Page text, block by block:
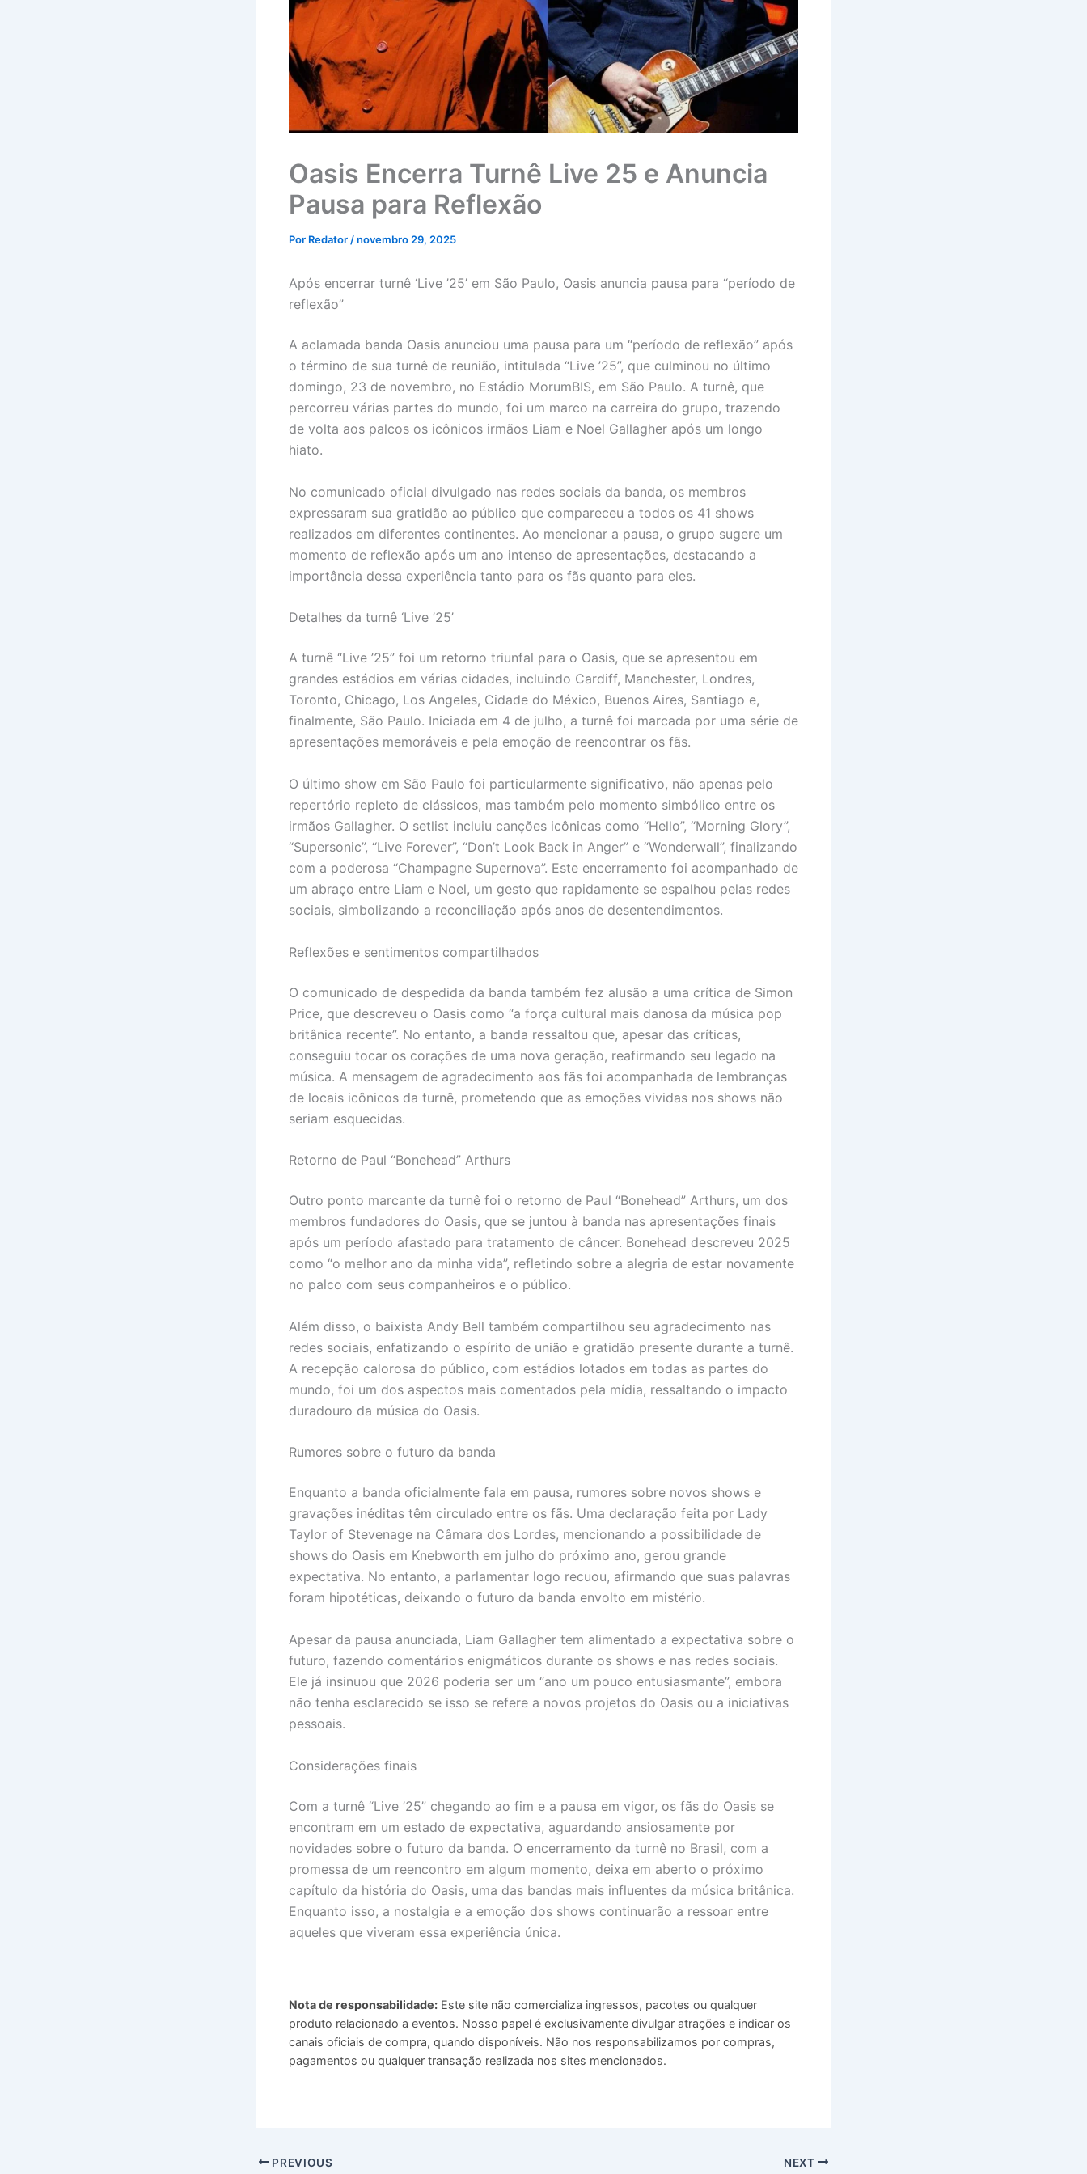
Oasis Encerra Turnê Live 25 e Anuncia
Pausa para Reflexão
Por Redator/novembro 29, 2025
Após encerrar turnê ‘Live ’25’ em São Paulo, Oasis anuncia pausa para “período de
reflexão”
A aclamada banda Oasis anunciou uma pausa para um “período de reflexão” após
o término de sua turnê de reunião, intitulada “Live ’25”, que culminou no último
domingo, 23 de novembro, no Estádio MorumBIS, em São Paulo. A turnê, que
percorreu várias partes do mundo, foi um marco na carreira do grupo, trazendo
de volta aos palcos os icônicos irmãos Liam e Noel Gallagher após um longo
hiato.
No comunicado oficial divulgado nas redes sociais da banda, os membros
expressaram sua gratidão ao público que compareceu a todos os 41 shows
realizados em diferentes continentes. Ao mencionar a pausa, o grupo sugere um
momento de reflexão após um ano intenso de apresentações, destacando a
importância dessa experiência tanto para os fãs quanto para eles.
Detalhes da turnê ‘Live ’25’
A turnê “Live ’25” foi um retorno triunfal para o Oasis, que se apresentou em
grandes estádios em várias cidades, incluindo Cardiff, Manchester, Londres,
Toronto, Chicago, Los Angeles, Cidade do México, Buenos Aires, Santiago e,
finalmente, São Paulo. Iniciada em 4 de julho, a turnê foi marcada por uma série de
apresentações memoráveis e pela emoção de reencontrar os fãs.
O último show em São Paulo foi particularmente significativo, não apenas pelo
repertório repleto de clássicos, mas também pelo momento simbólico entre os
irmãos Gallagher. O setlist incluiu canções icônicas como “Hello”, “Morning Glory”,
“Supersonic”, “Live Forever”, “Don’t Look Back in Anger” e “Wonderwall”, finalizando
com a poderosa “Champagne Supernova”. Este encerramento foi acompanhado de
um abraço entre Liam e Noel, um gesto que rapidamente se espalhou pelas redes
sociais, simbolizando a reconciliação após anos de desentendimentos.
Reflexões e sentimentos compartilhados
O comunicado de despedida da banda também fez alusão a uma crítica de Simon
Price, que descreveu o Oasis como “a força cultural mais danosa da música pop
britânica recente”. No entanto, a banda ressaltou que, apesar das críticas,
conseguiu tocar os corações de uma nova geração, reafirmando seu legado na
música. A mensagem de agradecimento aos fãs foi acompanhada de lembranças
de locais icônicos da turnê, prometendo que as emoções vividas nos shows não
seriam esquecidas.
Retorno de Paul “Bonehead” Arthurs
Outro ponto marcante da turnê foi o retorno de Paul “Bonehead” Arthurs, um dos
membros fundadores do Oasis, que se juntou à banda nas apresentações finais
após um período afastado para tratamento de câncer. Bonehead descreveu 2025
como “o melhor ano da minha vida”, refletindo sobre a alegria de estar novamente
no palco com seus companheiros e o público.
Além disso, o baixista Andy Bell também compartilhou seu agradecimento nas
redes sociais, enfatizando o espírito de união e gratidão presente durante a turnê.
A recepção calorosa do público, com estádios lotados em todas as partes do
mundo, foi um dos aspectos mais comentados pela mídia, ressaltando o impacto
duradouro da música do Oasis.
Rumores sobre o futuro da banda
Enquanto a banda oficialmente fala em pausa, rumores sobre novos shows e
gravações inéditas têm circulado entre os fãs. Uma declaração feita por Lady
Taylor of Stevenage na Câmara dos Lordes, mencionando a possibilidade de
shows do Oasis em Knebworth em julho do próximo ano, gerou grande
expectativa. No entanto, a parlamentar logo recuou, afirmando que suas palavras
foram hipotéticas, deixando o futuro da banda envolto em mistério.
Apesar da pausa anunciada, Liam Gallagher tem alimentado a expectativa sobre o
futuro, fazendo comentários enigmáticos durante os shows e nas redes sociais.
Ele já insinuou que 2026 poderia ser um “ano um pouco entusiasmante”, embora
não tenha esclarecido se isso se refere a novos projetos do Oasis ou a iniciativas
pessoais.
Considerações finais
Com a turnê “Live ’25” chegando ao fim e a pausa em vigor, os fãs do Oasis se
encontram em um estado de expectativa, aguardando ansiosamente por
novidades sobre o futuro da banda. O encerramento da turnê no Brasil, com a
promessa de um reencontro em algum momento, deixa em aberto o próximo
capítulo da história do Oasis, uma das bandas mais influentes da música britânica.
Enquanto isso, a nostalgia e a emoção dos shows continuarão a ressoar entre
aqueles que viveram essa experiência única.
Nota de responsabilidade: Este site não comercializa ingressos, pacotes ou qualquer
produto relacionado a eventos. Nosso papel é exclusivamente divulgar atrações e indicar os
canais oficiais de compra, quando disponíveis. Não nos responsabilizamos por compras,
pagamentos ou qualquer transação realizada nos sites mencionados.
PREVIOUS NEXT